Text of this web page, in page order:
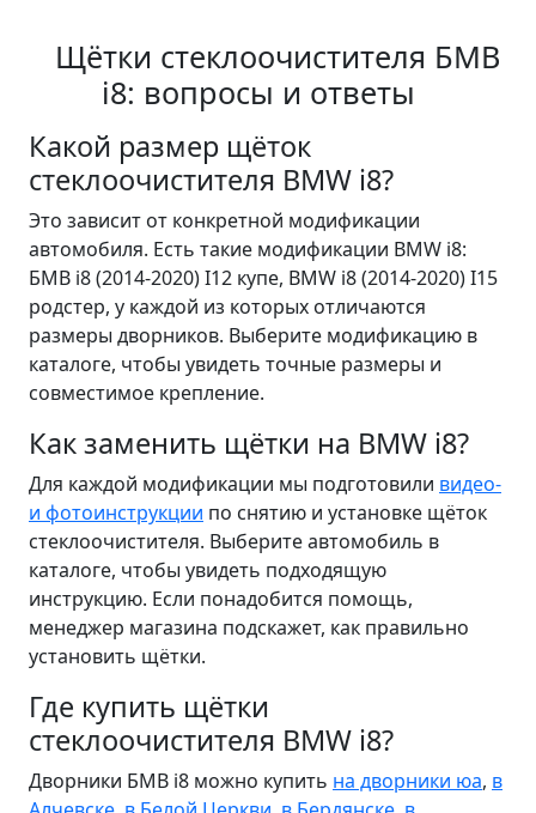
Щётки стеклоочистителя БМВ
i8: вопросы и ответы
Какой размер щёток
стеклоочистителя BMW i8?
Это зависит от конкретной модификации
автомобиля. Есть такие модификации BMW i8:
БМВ i8 (2014-2020) I12 купе, BMW i8 (2014-2020) I15
родстер, у каждой из которых отличаются
размеры дворников. Выберите модификацию в
каталоге, чтобы увидеть точные размеры и
совместимое крепление.
Как заменить щётки на BMW i8?
Для каждой модификации мы подготовили видео-
и фотоинструкции по снятию и установке щёток
стеклоочистителя. Выберите автомобиль в
каталоге, чтобы увидеть подходящую
инструкцию. Если понадобится помощь,
менеджер магазина подскажет, как правильно
установить щётки.
Где купить щётки
стеклоочистителя BMW i8?
Дворники БМВ i8 можно купить на дворники юа, в